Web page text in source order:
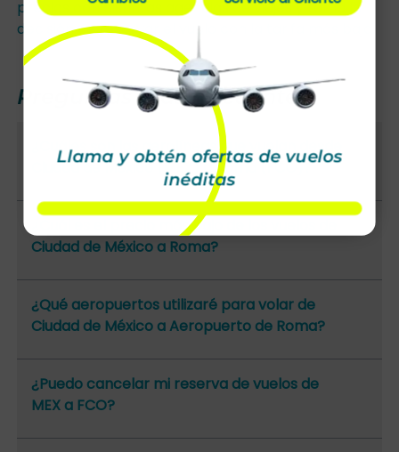
precios con distintas agencias de viajes y toma la
decisión de reservar el vuelo con la tarifa más baja.
Preguntas más frecuentes
¿Cuáles son las aerolíneas que vuelan desde
Ciudad de México (MEX) a Roma (FCO)?
¿Cuál es el precio más bajo de los vuelos de
Ciudad de México a Roma?
¿Qué aeropuertos utilizaré para volar de
Ciudad de México a Aeropuerto de Roma?
¿Puedo cancelar mi reserva de vuelos de
MEX a FCO?
Llama y obtén ofertas de vuelos
inéditas